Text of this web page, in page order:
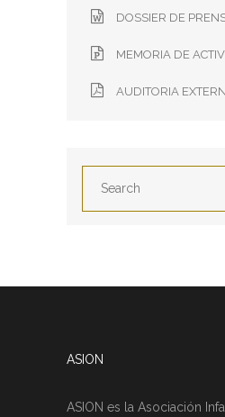
DOSSIER DE
MEMORIA DE
AUDITORIA
ASION
ASION es la Asociación